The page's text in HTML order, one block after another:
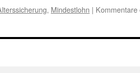
, Mindestlohn | Kommentare